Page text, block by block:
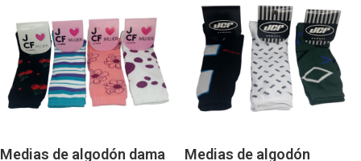
Medias de algodón dama
Medias de algodón